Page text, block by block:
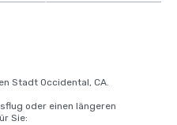
Stadt Occidental, CA.
oder einen längeren
Sie: